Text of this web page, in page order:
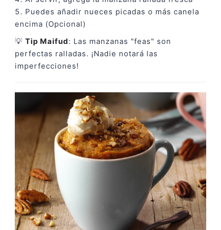
Puedes añadir nueces picadas o más canela
encima (Opcional)
💡 Tip Maifud: Las manzanas "feas" son
perfectas ralladas. ¡Nadie notará las
imperfecciones!